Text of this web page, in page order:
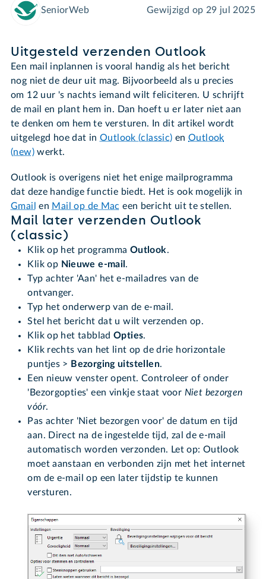
SeniorWeb Gewijzigd op 29 jul 2025
Uitgesteld verzenden Outlook
Een mail inplannen is vooral handig als het bericht
nog niet de deur uit mag. Bijvoorbeeld als u precies
om 12 uur 's nachts iemand wilt feliciteren. U schrijft
de mail en plant hem in. Dan hoeft u er later niet aan
te denken om hem te versturen. In dit artikel wordt
uitgelegd hoe dat inOutlook (classic) enOutlook
(new)werkt.
Outlook is overigens niet het enige mailprogramma
dat deze handige functie biedt. Het is ook mogelijk in
Gmail
en Mail op de Mac een bericht uit te stellen.
Mail later verzenden Outlook
(classic)
Klik op het programma Outlook.
Klik op Nieuwe e-mail .
Typ achter 'Aan' het e-mailadres van de
ontvanger.
Typ het onderwerp van de e-mail.
Stel het bericht dat u wilt verzenden op.
Klik op het tabbladOpties.
Klik rechts van het lint op de drie horizontale
puntjes > Bezorging uitstellen.
Een nieuw venster opent. Controleer of onder
'Bezorgopties' een vinkje staat voor Niet bezorgen
vóór.
Pas achter 'Niet bezorgen voor' de datum en tijd
aan. Direct na de ingestelde tijd, zal de e-mail
automatisch worden verzonden. Let op: Outlook
moet aanstaan en verbonden zijn met het internet
om de e-mail op een later tijdstip te kunnen
versturen.